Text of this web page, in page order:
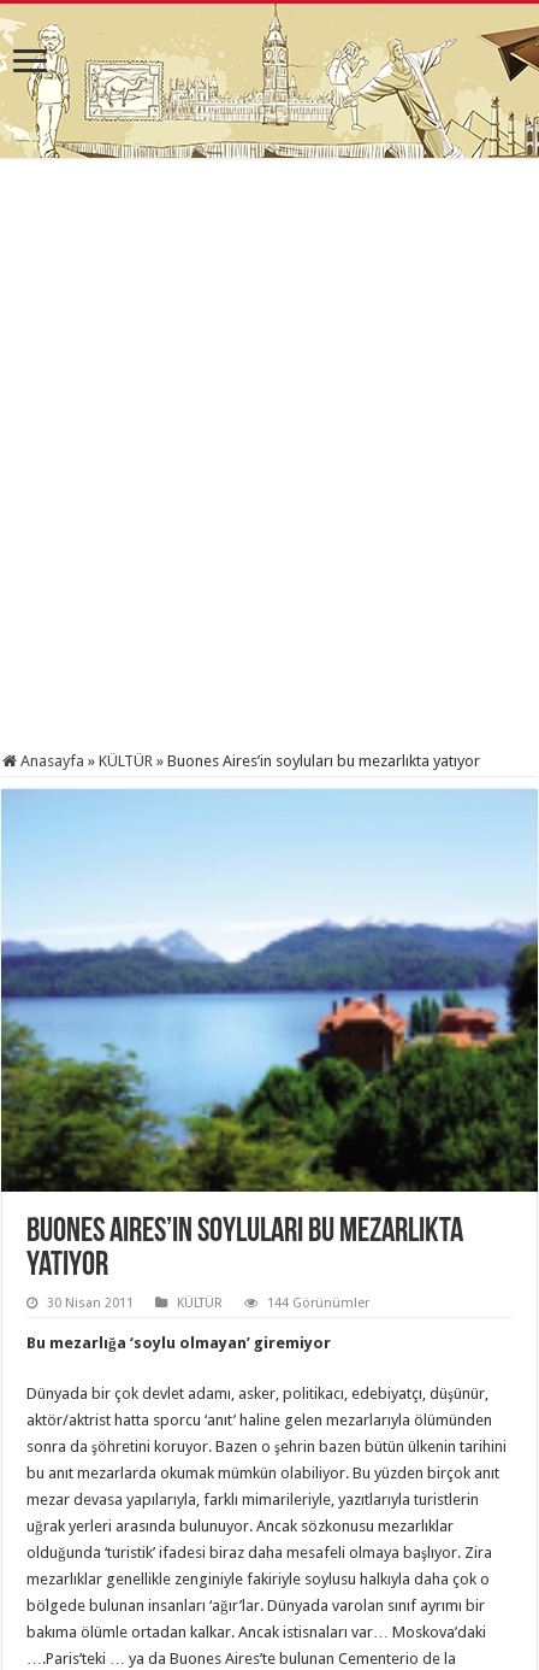
Anasayfa » KÜLTÜR » Buones Aires’in soyluları bu mezarlıkta yatıyor
Buones Aires’in soyluları bu mezarlıkta
yatıyor
30 Nisan 2011 KÜLTÜR 144 Görünümler
Bu mezarlığa ‘soylu olmayan’ giremiyor
Dünyada bir çok devlet adamı, asker, politikacı, edebiyatçı, düşünür,
aktör/aktrist hatta sporcu ‘anıt’ haline gelen mezarlarıyla ölümünden
sonra da şöhretini koruyor. Bazen o şehrin bazen bütün ülkenin tarihini
bu anıt mezarlarda okumak mümkün olabiliyor. Bu yüzden birçok anıt
mezar devasa yapılarıyla, farklı mimarileriyle, yazıtlarıyla turistlerin
uğrak yerleri arasında bulunuyor. Ancak sözkonusu mezarlıklar
olduğunda ‘turistik’ ifadesi biraz daha mesafeli olmaya başlıyor. Zira
mezarlıklar genellikle zenginiyle fakiriyle soylusu halkıyla daha çok o
bölgede bulunan insanları ‘ağır’lar. Dünyada varolan sınıf ayrımı bir
bakıma ölümle ortadan kalkar. Ancak istisnaları var… Moskova’daki
….Paris’teki … ya da Buones Aires’te bulunan Cementerio de la